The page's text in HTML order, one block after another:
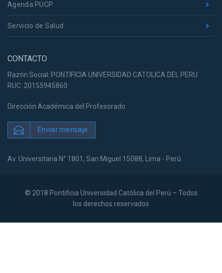
Agenda PUCP
Servicio de Salud
CONTACTO
Razón Social: PONTIFICIA UNIVERSIDAD CATOLICA DEL PERU
RUC: 20155945860
Dirección Académica del Profesorado
Enviar mensaje
Av. Universitaria N° 1801, San Miguel 15088, Lima - Perú
© 2018 Pontificia Universidad Católica del Perú – Todos
los derechos reservados